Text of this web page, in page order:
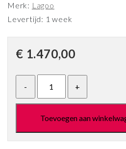
Merk: Lagoo
Levertijd: 1 week
€ 1.470,00
Toevoegen aan